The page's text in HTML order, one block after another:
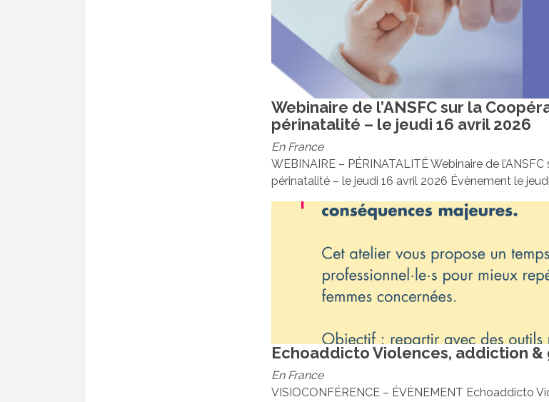
Webinaire de l’ANSFC sur la
périnatalité – le jeudi 16 avril 2026
En France
WEBINAIRE – PÉRINATALITÉ Webinaire de
périnatalité – le jeudi 16 avril 2026 Évènement le
Echoaddicto Violences, addiction &
En France
VISIOCONFÉRENCE – ÉVÈNEMENT Echoaddicto